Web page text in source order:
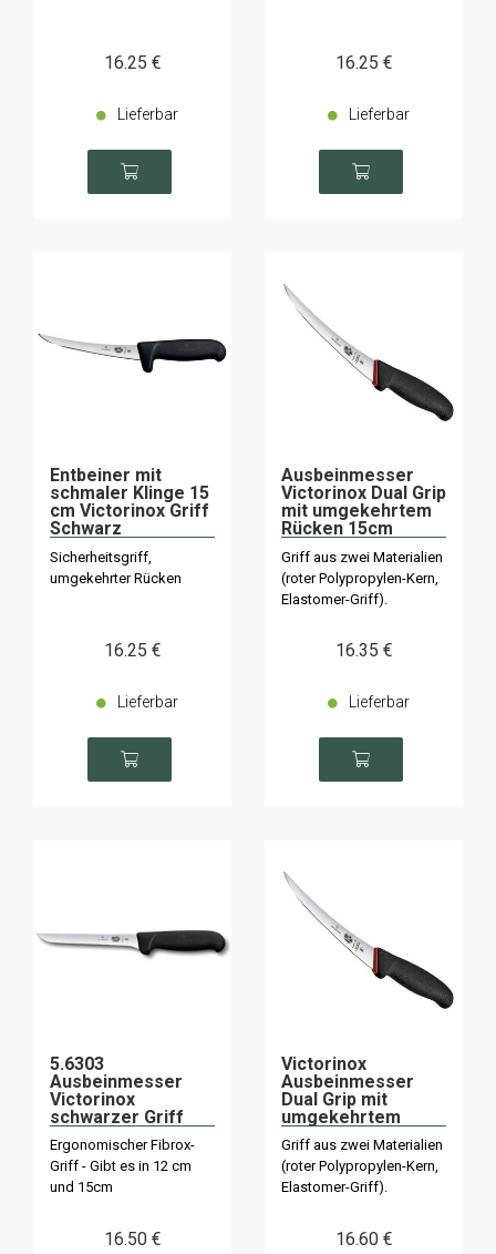
16.25 €
Lieferbar
16.25 €
Lieferbar
Entbeiner mit
schmaler Klinge 15
cm Victorinox Griff
Schwarz
5.6603.15M
Sicherheitsgriff,
umgekehrter Rücken
16.25 €
Lieferbar
Ausbeinmesser
Victorinox Dual Grip
mit umgekehrtem
Rücken 15cm
5.6503.15D
Griff aus zwei Materialien
(roter Polypropylen-Kern,
Elastomer-Griff).
16.35 €
Lieferbar
5.6303
Ausbeinmesser
Victorinox
schwarzer Griff
Ergonomischer Fibrox-
Griff - Gibt es in 12 cm
und 15cm
16.50 €
Victorinox
Ausbeinmesser
Dual Grip mit
umgekehrtem
Rücken 15cm
5.6663.15D
Superflex
Griff aus zwei Materialien
(roter Polypropylen-Kern,
Elastomer-Griff).
16.60 €